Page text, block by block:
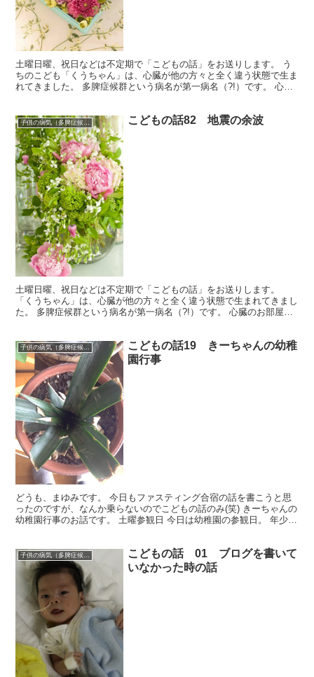
土曜日曜、祝日などは不定期で「こどもの話」をお送りします。 う
ちのこども「くうちゃん」は、心臓が他の方々と全く違う状態で生ま
れてきました。 多脾症候群という病名が第一病名（?!）です。 心臓
子供の病気（多脾症候群） こどもの話82 地震の余波
土曜日曜、祝日などは不定期で「こどもの話」をお送りします。
「くうちゃん」は、心臓が他の方々と全く違う状態で生まれてきまし
た。 多脾症候群という病名が第一病名（?!）です。 心臓のお部屋が4
子供の病気（多脾症候群）
こどもの話19 きーちゃんの幼稚
園行事
どうも、まゆみです。 今日もファスティング合宿の話を書こうと思
ったのですが、なんか乗らないのでこどもの話のみ(笑) きーちゃんの
幼稚園行事のお話です。 土曜参観日 今日は幼稚園の参観日。 年少さ
子供の病気（多脾症候群）
こどもの話 01 ブログを書いて
いなかった時の話